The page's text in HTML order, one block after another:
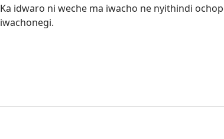
Ka idwaro ni weche ma iwacho ne nyithindi
iwachonegi.